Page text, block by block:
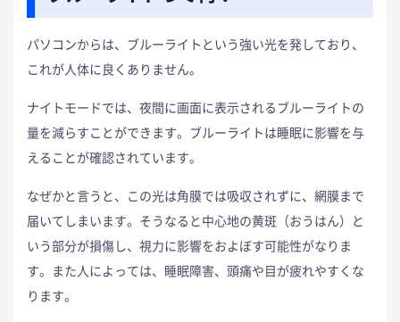
パソコンからは、ブルーライトという強い光を発しており、
これが人体に良くありません。
ナイトモードでは、夜間に画面に表示されるブルーライトの
量を減らすことができます。ブルーライトは睡眠に影響を与
えることが確認されています。
なぜかと言うと、この光は角膜では吸収されずに、網膜まで
届いてしまいます。そうなると中心地の黄斑（おうはん）と
いう部分が損傷し、視力に影響をおよぼす可能性がなりま
す。また人によっては、睡眠障害、頭痛や目が疲れやすくな
ります。